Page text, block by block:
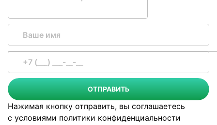
ОТПРАВИТЬ
Нажимая кнопку отправить, вы соглашаетесь
с условиями политики конфиденциальности